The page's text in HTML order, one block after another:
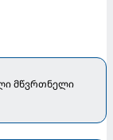
მწვრთნელი